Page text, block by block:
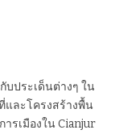
บประเด็นต่างๆ ใน
และโครงสร้างพื้น
รเมืองใน Cianjur